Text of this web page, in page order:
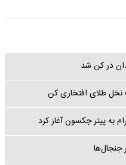
در کن شد
نخل طلای افتخاری کن
جنجال‌ها